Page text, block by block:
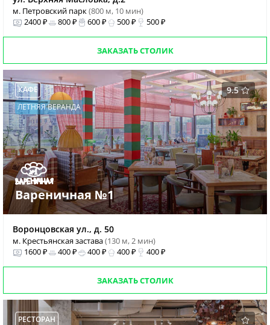
м. Петровский парк(800 м, 10 мин)
2400 ₽
800 ₽ 600 ₽ 500 ₽ 500 ₽
ЗАКАЗАТЬ СТОЛИК
9.5
КАФЕ
ЛЕТНЯЯ ВЕРАНДА
Вареничная №1
Воронцовская ул., д. 50
м. Крестьянская застава(130 м, 2 мин)
1600 ₽
400 ₽ 400 ₽ 400 ₽ 400 ₽
ЗАКАЗАТЬ СТОЛИК
РЕСТОРАН